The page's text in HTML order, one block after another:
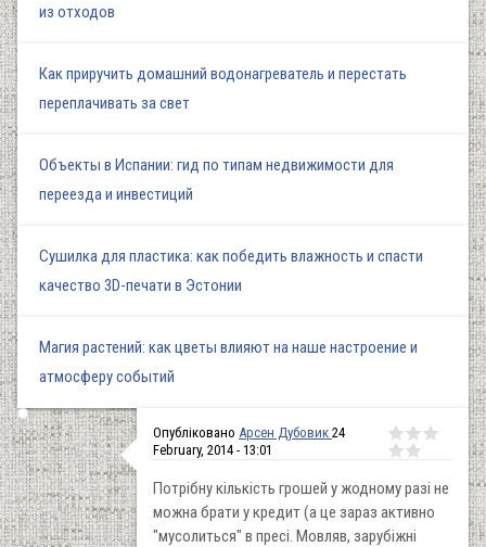
из отходов
Как приручить домашний водонагреватель и перестать
переплачивать за свет
Объекты в Испании: гид по типам недвижимости для
переезда и инвестиций
Сушилка для пластика: как победить влажность и спасти
качество 3D-печати в Эстонии
Магия растений: как цветы влияют на наше настроение и
атмосферу событий
Опубліковано Арсен Дубовик 24
February, 2014 - 13:01
Потрібну кількість грошей у жодному разі не
можна брати у кредит (а це зараз активно
"мусолиться" в пресі. Мовляв, зарубіжні